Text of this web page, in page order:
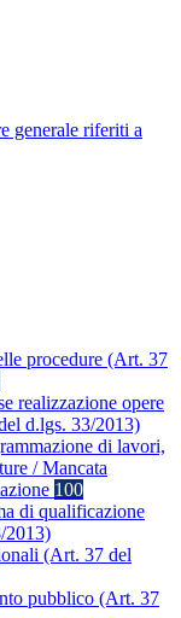
generale riferiti a
procedure (Art. 37
realizzazione opere
d.lgs. 33/2013)
di lavori,
/ Mancata
100
di qualificazione
2013)
(Art. 37 del
pubblico (Art. 37